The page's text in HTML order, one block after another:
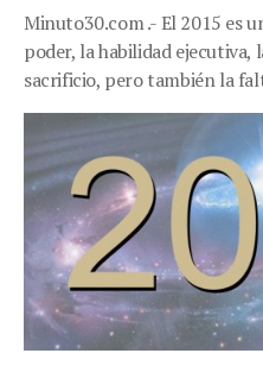
Minuto30.com .- El 2015 es
poder, la habilidad
sacrificio, pero también la